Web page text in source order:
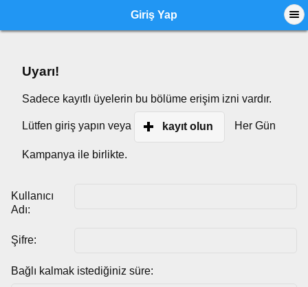
Giriş Yap
Uyarı!
Sadece kayıtlı üyelerin bu bölüme erişim izni vardır.
Lütfen giriş yapın veya kayıt olun Her Gün
Kampanya ile birlikte.
Kullanıcı
Adı:
Şifre:
Bağlı kalmak istediğiniz süre: